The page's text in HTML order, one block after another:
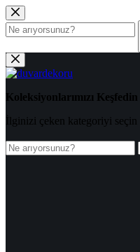
Koleksiyonlarımızı Keşfedin
İlginizi çeken kategoriyi seçin